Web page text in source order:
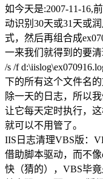
如今天是:2007-11-16,
动识别30天或31天或
式，然后再组合成
一来我们就得到的要
/s /f
下的所有这个文件名
除一天的日志，所以
让它每天定时执行，
就可以不用管了。
IIS日志清理VBS版：
借助脚本驱动，而不
快（猜的），VBS毕